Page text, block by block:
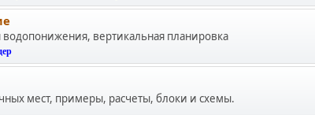
вертикальная планировка
мест, примеры, расчеты, блоки и схемы.